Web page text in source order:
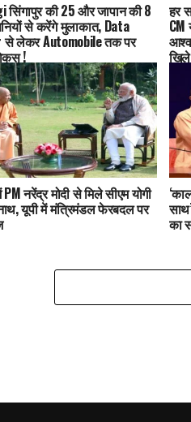
सिंगापुर की 25 और जापान की 8
से करेंगे मुलाकात, Data
से लेकर Automobile तक पर
!
हर
CM
PM नरेंद्र मोदी से मिले सीएम योगी
यूपी में मंत्रिमंडल फेरबदल पर
का